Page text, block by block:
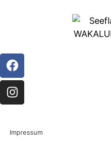
Impressum